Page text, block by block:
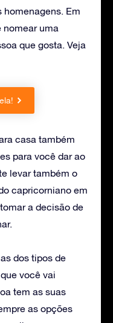
homenagens. Em
nomear uma
que gosta. Veja
casa também
para você dar ao
levar também o
capricorniano em
a decisão de
dos tipos de
você vai
tem as suas
as opções